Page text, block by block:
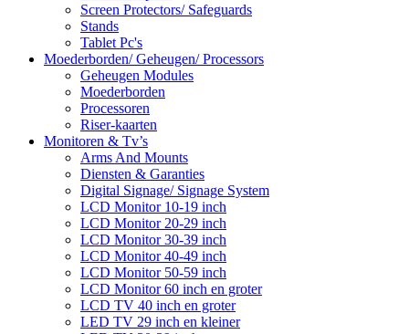
Screen Protectors/ Safeguards
Stands
Tablet Pc's
Moederborden/ Geheugen/ Processors
Geheugen Modules
Moederborden
Processoren
Riser-kaarten
Monitoren & Tv’s
Arms And Mounts
Diensten & Garanties
Digital Signage/ Signage System
LCD Monitor 10-19 inch
LCD Monitor 20-29 inch
LCD Monitor 30-39 inch
LCD Monitor 40-49 inch
LCD Monitor 50-59 inch
LCD Monitor 60 inch en groter
LCD TV 40 inch en groter
LED TV 29 inch en kleiner